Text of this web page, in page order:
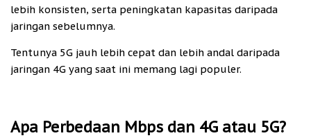
lebih konsisten, serta peningkatan kapasitas daripada
jaringan sebelumnya.
Tentunya 5G jauh lebih cepat dan lebih andal daripada
jaringan 4G yang saat ini memang lagi populer.
Apa Perbedaan Mbps dan 4G atau 5G?